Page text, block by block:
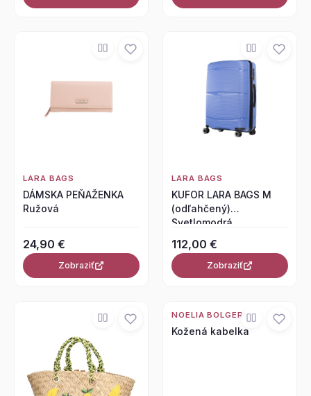
LARA BAGS
DÁMSKA PEŇAŽENKA
Ružová
24,90 €
Zobraziť
LARA BAGS
KUFOR LARA BAGS M
(odľahčený)
Svetlomodrá
112,00 €
Zobraziť
NOELIA BOLGER
Kožená kabelka